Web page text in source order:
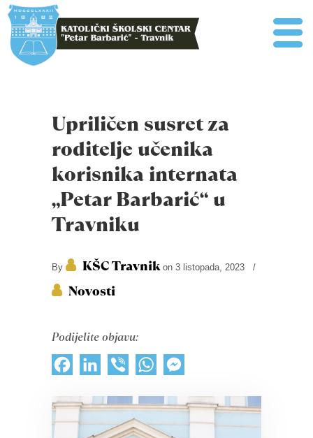
Upriličen susret za
roditelje učenika
korisnika internata
„Petar Barbarić“ u
Travniku
By KŠC Travnikon 3 listopada, 2023 /
Novosti
Podijelite objavu:
FacebookLinkedInViber WhatsApp